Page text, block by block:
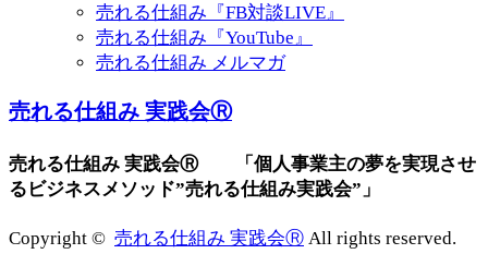
売れる仕組み『FB対談LIVE』
売れる仕組み『YouTube』
売れる仕組み メルマガ
売れる仕組み 実践会Ⓡ
売れる仕組み 実践会Ⓡ 「個人事業主の夢を実現させ
るビジネスメソッド”売れる仕組み実践会”」
Copyright © 売れる仕組み 実践会Ⓡ All rights reserved.